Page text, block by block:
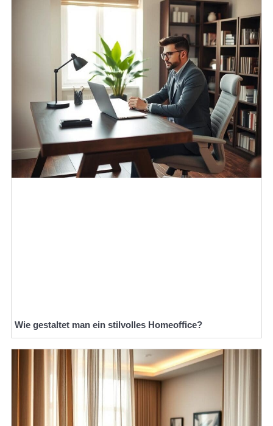
Wie gestaltet man ein stilvolles Homeoffice?